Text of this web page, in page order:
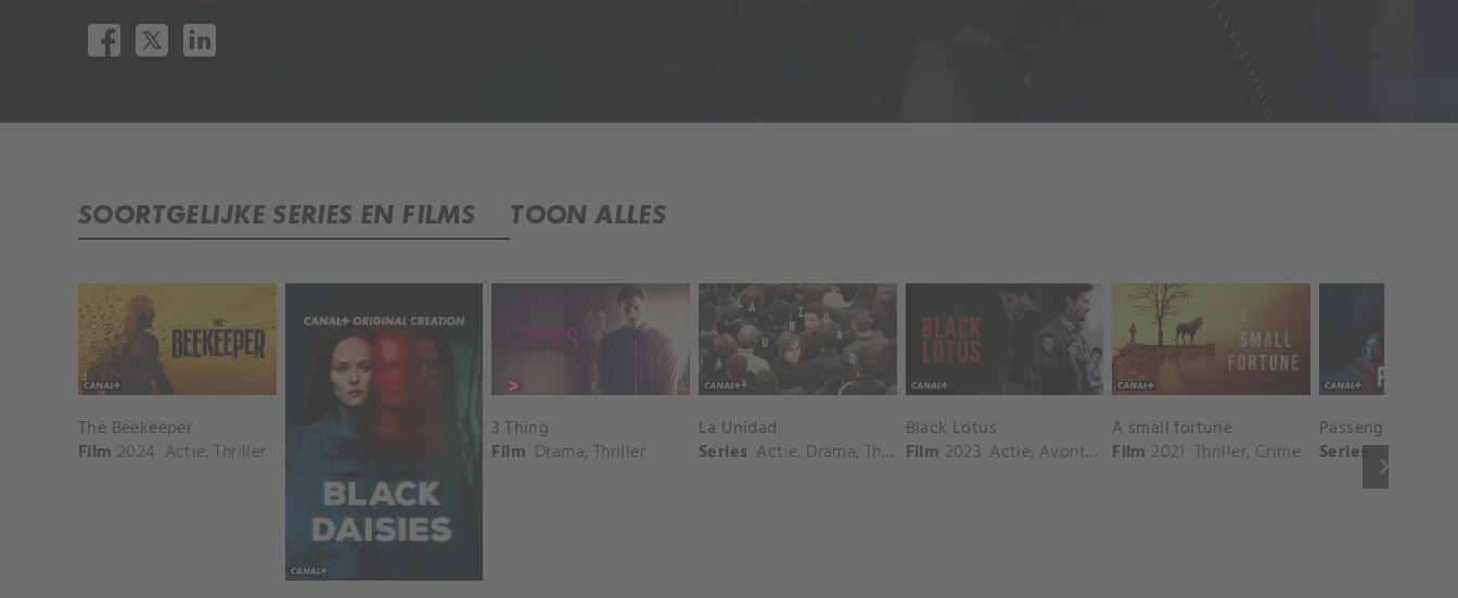
SOORTGELIJKE SERIES EN FILMS TOON ALLES
keyboard_arrow_right
The Beekeeper
Film 2024 Actie,Thriller
3 Thing
Film Drama, Thriller
La Unidad
Series Actie, Drama, Thriller
Black Lotus
Film 2023 Actie, Avontuur ,Thriller,Crime
A small fortune
Film 2021 Thriller, Crime
Passenger
Series Crime